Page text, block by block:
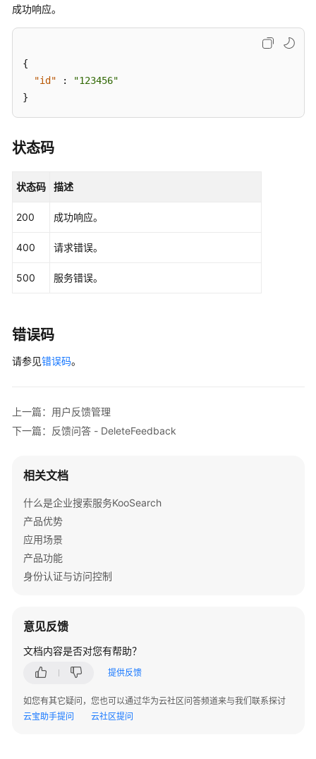
系
权
成功响应。
{
"id"
:
"123456"
}
状态码
状态码 描述
200 成功响应。
400 请求错误。
500 服务错误。
错误码
请参见错误码。
上一篇：用户反馈管理
下一篇：反馈问答 - DeleteFeedback
相关文档
什么是企业搜索服务KooSearch
产品优势
应用场景
产品功能
身份认证与访问控制
意见反馈
文档内容是否对您有帮助？
提供反馈
如您有其它疑问，您也可以通过华为云社区问答频道来与我们联系探讨
云宝助手提问
云社区提问